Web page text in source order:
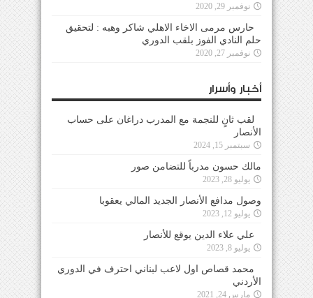
نوفمبر 29, 2020
حارس مرمى الاخاء الاهلي شاكر وهبه : لتحقيق
حلم النادي الفوز بلقب الدوري
نوفمبر 27, 2020
أخبار وأسرار
لقب ثانٍ للنجمة مع المدرب دراغان على حساب
الأنصار
سبتمبر 15, 2024
مالك حسون مدرباً للتضامن صور
يوليو 28, 2023
وصول مدافع الأنصار الجديد المالي يعقوبا
يوليو 12, 2023
علي علاء الدين يوقع للأنصار
يوليو 8, 2023
محمد قصاص اول لاعب لبناني احترف في الدوري
الأردني
مارس 24, 2021